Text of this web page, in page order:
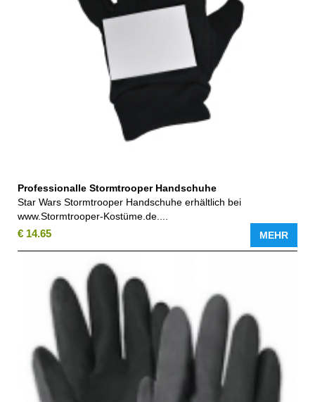
Professionalle Stormtrooper Handschuhe
Star Wars Stormtrooper Handschuhe erhältlich bei
www.Stormtrooper-Kostüme.de....
€ 14.65 MEHR